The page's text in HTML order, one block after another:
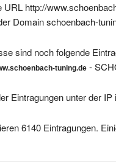
URL http://
Domain schoenbach-
sind noch folgende
tuning.de -
Eintragungen unter der
6140 Eintragungen.